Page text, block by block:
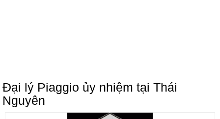
Đại lý Piaggio ủy nhiệm tại Thái
Nguyên